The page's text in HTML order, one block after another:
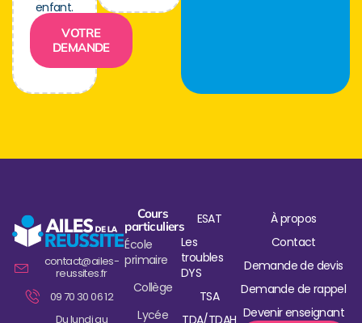
enfant.
VOTRE
DEMANDE
contact@ailes-
reussites.fr
09 70 30 06 12
Du lundi au
Cours
particuliers
École
primaire
Collège
Lycée
ESAT
Les
troubles
DYS
TSA
À propos
Contact
Demande de devis
Demande de rappel
Devenir enseignant